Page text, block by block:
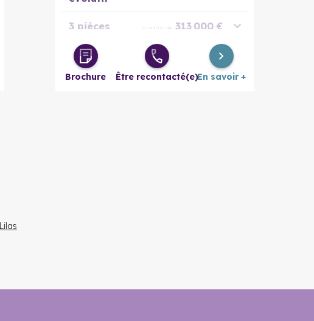
3 pièces à partir de 313 000 €
4 pièces à partir de 421 000 €
Brochure Être recontacté(e)En savoir +
Lilas